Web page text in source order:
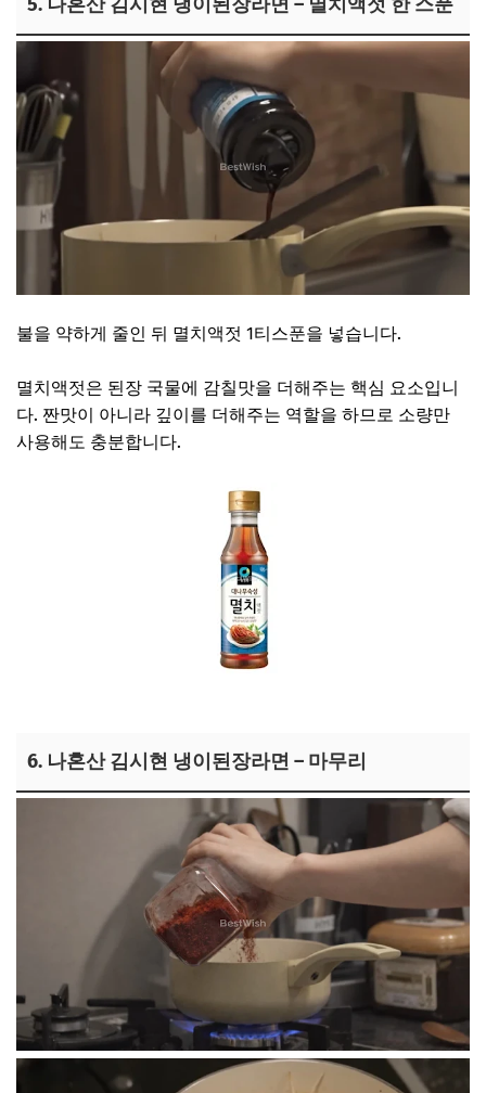
불을 약하게 줄인 뒤 멸치액젓 1티스푼을 넣습니다.
멸치액젓은 된장 국물에 감칠맛을 더해주는 핵심 요소입니
다. 짠맛이 아니라 깊이를 더해주는 역할을 하므로 소량만
사용해도 충분합니다.
6. 나혼산 김시현 냉이된장라면 – 마무리